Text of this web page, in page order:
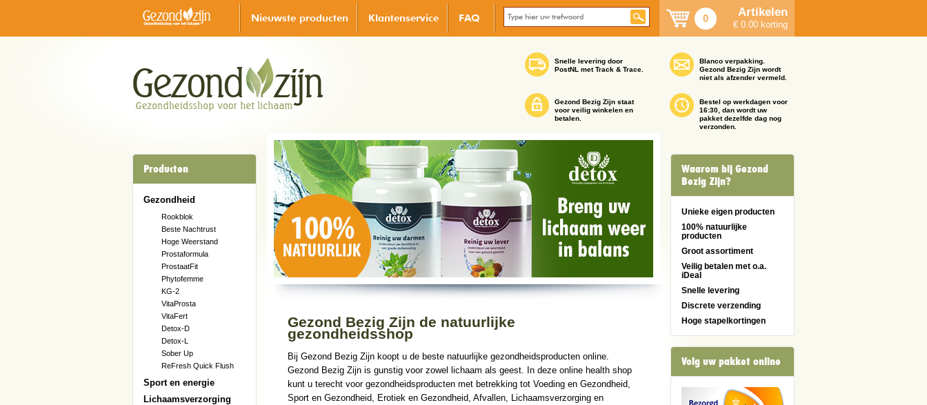
Nieuwste producten Klantenservice FAQ 0 Artikelen
€ 0.00 korting
Snelle levering door
PostNL met Track & Trace.
Gezond Bezig Zijn staat
voor veilig winkelen en
betalen.
Blanco verpakking.
Gezond Bezig Zijn wordt
niet als afzender vermeld.
Bestel op werkdagen voor
16:30, dan wordt uw
pakket dezelfde dag nog
verzonden.
Producten
Gezondheid
Rookblok
Beste Nachtrust
Hoge Weerstand
Prostaformula
ProstaatFit
Phytofemme
KG-2
VitaProsta
VitaFert
Detox-D
Detox-L
Sober Up
ReFresh Quick Flush
Sport en energie
Lichaamsverzorging
Gezond Bezig Zijn de natuurlijke
gezondheidsshop
Bij Gezond Bezig Zijn koopt u de beste natuurlijke gezondheidsproducten online.
Gezond Bezig Zijn is gunstig voor zowel lichaam als geest. In deze online health shop
kunt u terecht voor gezondheidsproducten met betrekking tot Voeding en Gezondheid,
Sport en Gezondheid, Erotiek en Gezondheid, Afvallen, Lichaamsverzorging en
Waarom bij Gezond
Bezig Zijn?
Unieke eigen producten
100% natuurlijke
producten
Groot assortiment
Veilig betalen met o.a.
iDeal
Snelle levering
Discrete verzending
Hoge stapelkortingen
Volg uw pakket online